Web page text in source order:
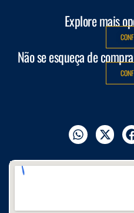
Explore mais
Não se esqueça de